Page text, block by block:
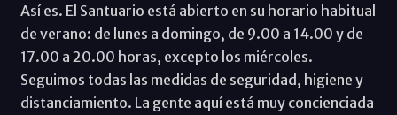
Así es. El Santuario está abierto en su horario habitual
de verano: de lunes a domingo, de 9.00 a 14.00 y de
17.00 a 20.00 horas, excepto los miércoles.
Seguimos todas las medidas de seguridad, higiene y
distanciamiento. La gente aquí está muy concienciada